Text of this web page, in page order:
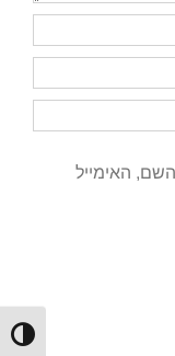
האימייל